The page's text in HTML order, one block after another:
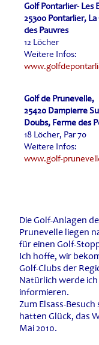
Golf Pontarlier- Les
25300 Pontarlier, La
des Pauvres
12 Löcher
Weitere Infos:
Golf de Prunevelle,
25420 Dampierre
Doubs, Ferme des
18 Löcher, Par 70
Weitere Infos:
www.golf-
Die Golf-Anlagen
Prunevelle liegen
für einen Golf-
Ich hoffe, wir
Golf-Clubs der
Natürlich werde ich
informieren.
Zum Elsass-
hatten Glück, das
Mai 2010.